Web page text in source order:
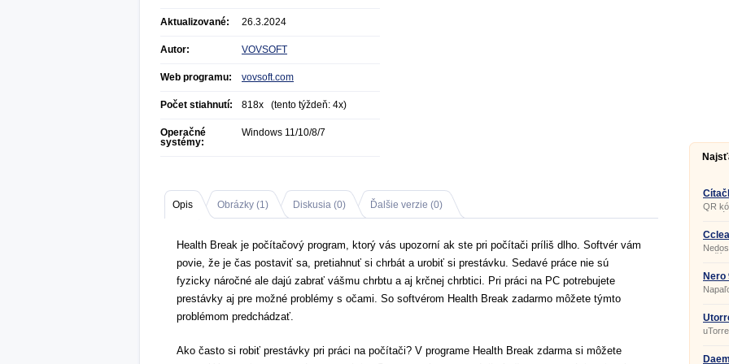
Aktualizované: 26.3.2024
Autor: VOVSOFT
Web programu: vovsoft.com
Počet stiahnutí: 818x (tento týždeň: 4x)
Operačné
systémy:
Windows 11/10/8/7
Opis Obrázky (1) Diskusia (0) Ďalšie verzie (0)
Health Break je počítačový program, ktorý vás upozorní ak ste pri počítači príliš dlho. Softvér vám
povie, že je čas postaviť sa, pretiahnuť si chrbát a urobiť si prestávku. Sedavé práce nie sú
fyzicky náročné ale dajú zabrať vášmu chrbtu a aj krčnej chrbtici. Pri práci na PC potrebujete
prestávky aj pre možné problémy s očami. So softvérom Health Break zadarmo môžete týmto
problémom predchádzať.
Ako často si robiť prestávky pri práci na počítači? V programe Health Break zdarma si môžete
QR
čo
Stačí
a
Nero
jedno